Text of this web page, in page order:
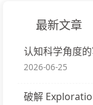
最新文章
认知科学角度
2026-06-25
破解